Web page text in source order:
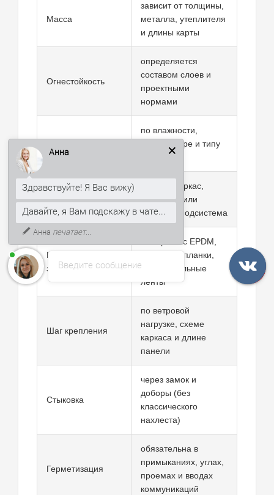
Масса
зависит от толщины,
металла, утеплителя
и длины карты
Огнестойкость
определяется
составом слоев и
проектными
нормами
по влажности,
температуре и типу
покрытия
Несущее
основание
металлокаркас,
ЛСТК, ж/б или
стальная подсистема
Крепежные
элементы
саморезы с EPDM,
доборные планки,
уплотнительные
ленты
Шаг крепления
по ветровой
нагрузке, схеме
каркаса и длине
панели
Стыковка
через замок и
доборы (без
классического
нахлеста)
Герметизация
обязательна в
примыканиях, углах,
проемах и вводах
коммуникаций
Введите сообщение
Анна
Здравствуйте! Я Вас вижу)
Давайте, я Вам подскажу в чате...
К тому же, могу рассказать, как
получить скидку 5% на первый
заказ.